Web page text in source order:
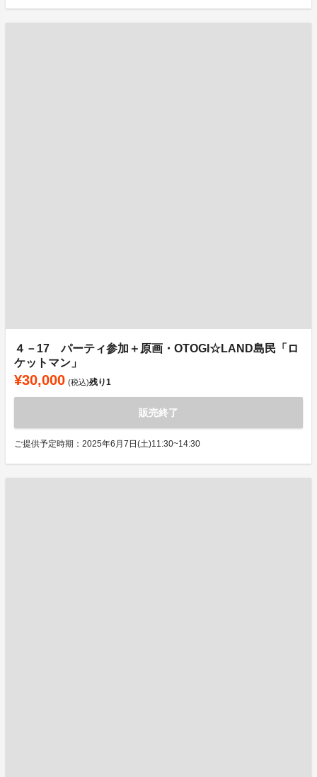
４－17 パーティ参加＋原画・OTOGI☆LAND島民「ロ
ケットマン」
¥30,000 (税込)残り1
販売終了
ご提供予定時期：2025年6月7日(土)11:30~14:30